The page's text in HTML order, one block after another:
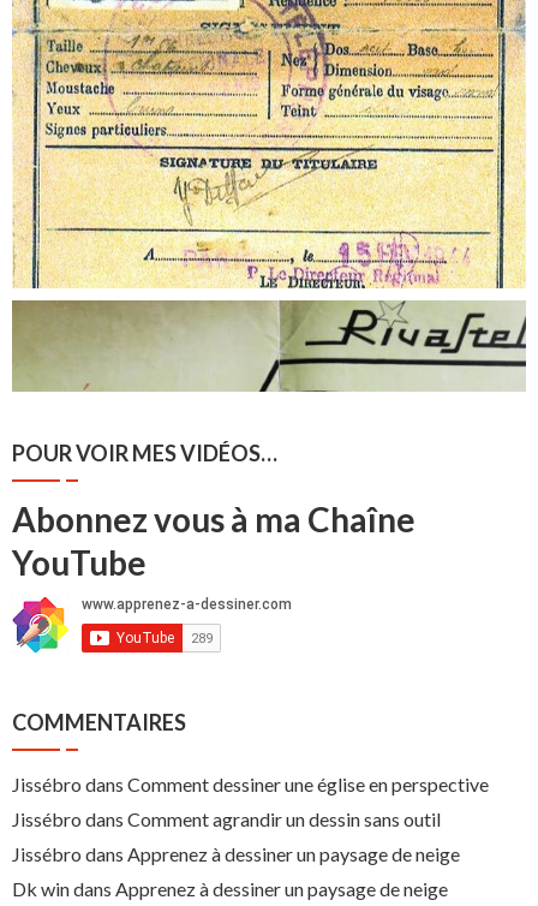
POUR VOIR MES VIDÉOS…
Abonnez vous à ma Chaîne
YouTube
COMMENTAIRES
Jissébro dans Comment dessiner une église en perspective
Jissébro dans Comment agrandir un dessin sans outil
Jissébro dans Apprenez à dessiner un paysage de neige
Dk windans Apprenez à dessiner un paysage de neige